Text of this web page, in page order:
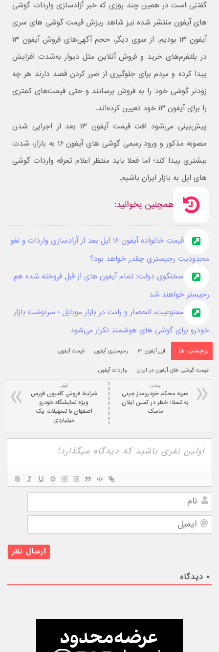
گفتنی است در همین چند روزی که خبر آزادسازی واردات گوشی
های آیفون منتشر شده نیز شاهد ریزش قیمت گوشی های سری
آیفون ۱۳ بودیم. از سوی دیگر، حجم آگهی‌های فروش آیفون ۱۳
در پلتفرم‌های خرید و فروش آنلاین مثل دیوار به‌شدت افزایش
پیدا کرده و مردم برای جلوگیری از ضرر کردن قصد دارند هر چه
زودتر گوشی خود را به فروش برسانند و حتی قیمت‌های کمتری
را برای آیفون ۱۳ خود تعیین کرده‌اند.
پیش‌بینی می‌شود افت قیمت آیفون ۱۳ بعد از اجرایی شدن
مصوبه مذکور و ورود رسمی گوشی های آیفون ۱۶ به بازار، شدت
بیشتری پیدا کند؛ اما فعلا باید منتظر اعلام تعرفه واردات گوشی
های اپل به بازار ایران باشیم.
همچنین بخوانید:
قیمت خانواده آیفون ۱۶ اپل بعد از آزادسازی واردات و لغو
محدودیت رجیستری چقدر خواهد بود؟
سخنگوی دولت: تمام آیفون های از قبل فروخته شده هم
رجیستر خواهند شد
ممنوعیت، انحصار و رانت در بازار موبایل ؛ سرنوشت بازار
خودرو برای گوشی های هوشمند تکرار می‌شود
برچسب ها : اپل آیفون ۱۳ رجیستری آیفون قیمت آیفون
قیمت گوشی های آیفون در ایران واردات آیفون
قبلی
شرایط فروش کامیون فورس
ویژه نمایشگاه خودرو
اصفهان با تسهیلات یک
میلیاردی
بعدی:
ضربه محکم خودروساز چینی
به تسلا؛ خطر در کمین ایلان
ماسک
نام
ایمیل
۰ دیدگاه